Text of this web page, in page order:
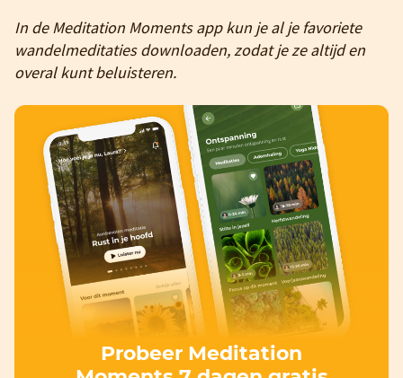
In de Meditation Moments app kun je al je favoriete
wandelmeditaties downloaden, zodat je ze altijd en
overal kunt beluisteren.
Probeer Meditation